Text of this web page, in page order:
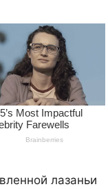
лазаньи